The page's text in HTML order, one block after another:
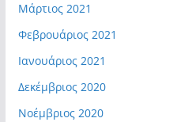
Μάρτιος 2021
Φεβρουάριος 2021
Ιανουάριος 2021
Δεκέμβριος 2020
Νοέμβριος 2020